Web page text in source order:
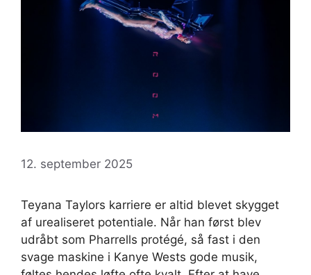
12. september 2025
Teyana Taylors karriere er altid blevet skygget
af urealiseret potentiale. Når han først blev
udråbt som Pharrells protégé, så fast i den
svage maskine i Kanye Wests gode musik,